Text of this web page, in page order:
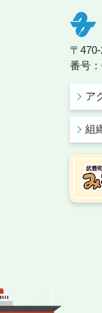
〒
番号
ア
組